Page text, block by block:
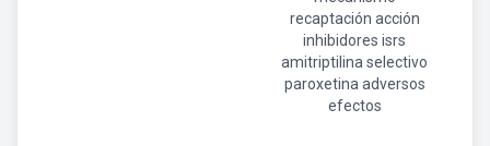
recaptación acción
inhibidores isrs
amitriptilina selectivo
paroxetina adversos
efectos